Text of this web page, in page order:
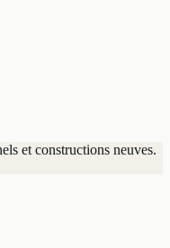
et constructions neuves.